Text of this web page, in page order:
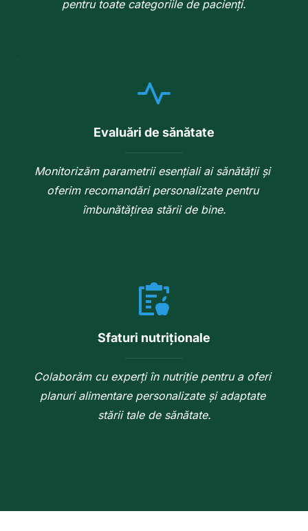
pentru toate categoriile de pacienți.
Evaluări de sănătate
Monitorizăm parametrii esențiali ai sănătății și
oferim recomandări personalizate pentru
îmbunătățirea stării de bine.
Sfaturi nutriționale
Colaborăm cu experți în nutriție pentru a oferi
planuri alimentare personalizate și adaptate
stării tale de sănătate.